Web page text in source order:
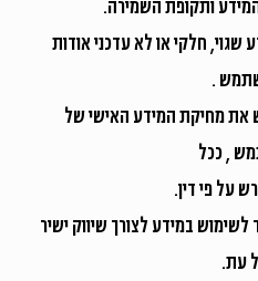
ותקופת השמירה.
שגוי, חלקי או לא עדכני אודות
.
את מחיקת המידע האישי של
, ככל
על פי דין.
לשימוש במידע לצורך שיווק ישיר
עת.